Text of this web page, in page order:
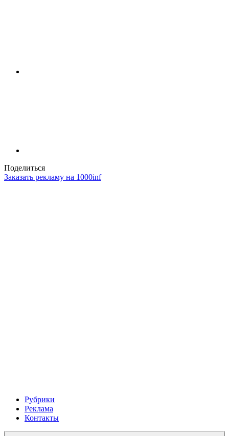
Поделиться
Заказать рекламу на 1000inf
Рубрики
Реклама
Контакты